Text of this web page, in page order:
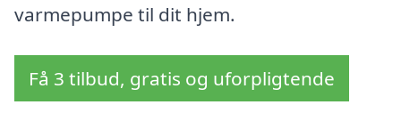
varmepumpe til dit hjem.
Få 3 tilbud, gratis og uforpligtende